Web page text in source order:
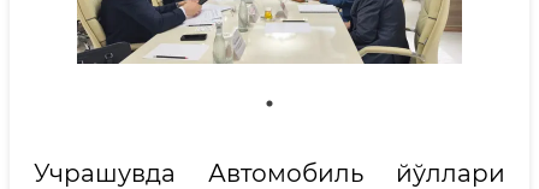
Учрашувда Автомобиль йўллари